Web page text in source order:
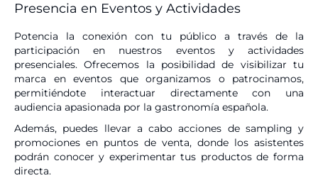
Presencia en Eventos y Actividades
Potencia la conexión con tu público a través de la
participación en nuestros eventos y actividades
presenciales. Ofrecemos la posibilidad de visibilizar tu
marca en eventos que organizamos o patrocinamos,
permitiéndote interactuar directamente con una
audiencia apasionada por la gastronomía española.
Además, puedes llevar a cabo acciones de sampling y
promociones en puntos de venta, donde los asistentes
podrán conocer y experimentar tus productos de forma
directa.